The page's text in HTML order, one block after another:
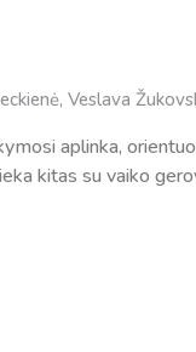
Veslava
aplinka,
kitas su vaiko